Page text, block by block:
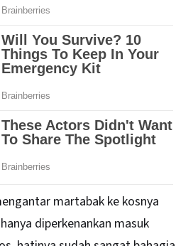
martabak ke kosnya
diperkenankan masuk